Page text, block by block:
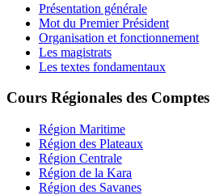
Présentation générale
Mot du Premier Président
Organisation et fonctionnement
Les magistrats
Les textes fondamentaux
Cours Régionales des Comptes
Région Maritime
Région des Plateaux
Région Centrale
Région de la Kara
Région des Savanes